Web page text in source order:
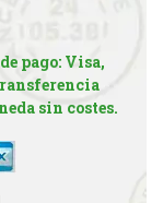
pago: Visa,
sin costes.